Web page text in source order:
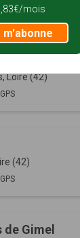
Loire (42)
(42)
Gimel
mois
m'abonne